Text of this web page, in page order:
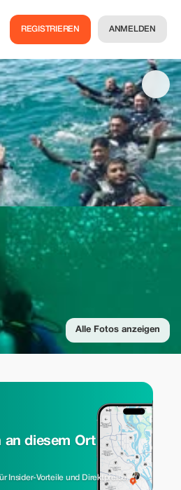
REGISTRIEREN ANMELDEN
Alle Fotos anzeigen
an diesem Ort
Insider-Vorteile und Direktpreise.